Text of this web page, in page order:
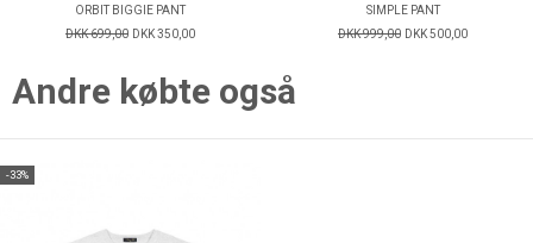
ORBIT BIGGIE PANT
DKK 699,00 DKK 350,00
SIMPLE PANT
DKK 999,00 DKK 500,00
Andre købte også
-33%